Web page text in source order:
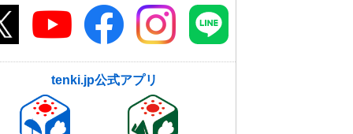
tenki.jp公式アプリ